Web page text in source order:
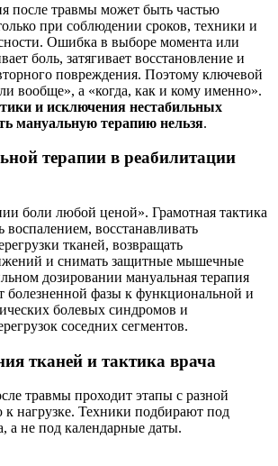
после травмы может быть частью
при соблюдении сроков, техники и
Ошибка в выборе момента или
боль, затягивает восстановление и
повреждения. Поэтому ключевой
вообще», а «когда, как и кому именно».
и исключения нестабильных
мануальную терапию нельзя.
терапии в реабилитации
боли любой ценой». Грамотная тактика
воспалением, восстанавливать
тканей, возвращать
и снимать защитные мышечные
дозировании мануальная терапия
болезненной фазы к функциональной и
болевых синдромов и
соседних сегментов.
тканей и тактика врача
травмы проходит этапы с разной
к нагрузке. Техники подбирают под
а не под календарные даты.